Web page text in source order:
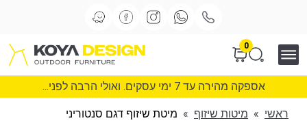
0
אספקה מהירה עד 7 ימי עסקים. ואולי הרבה לפני...
ראשי » מיטות שיזוף » מיטת שיזוף דגם סנטוריני